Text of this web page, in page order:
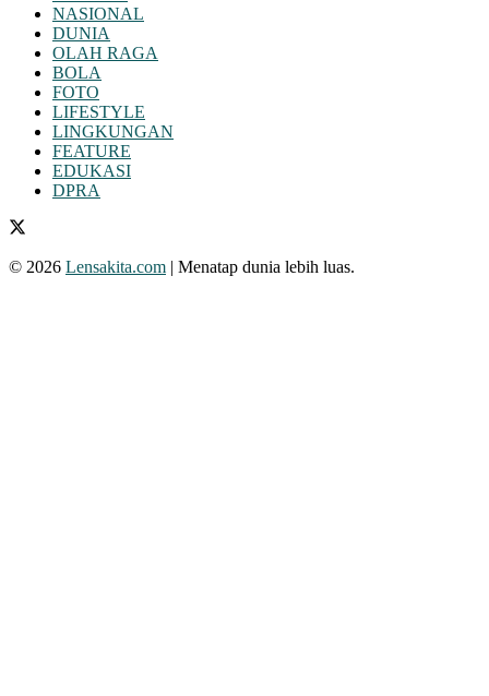
NASIONAL
DUNIA
OLAH RAGA
BOLA
FOTO
LIFESTYLE
LINGKUNGAN
FEATURE
EDUKASI
DPRA
© 2026 Lensakita.com | Menatap dunia lebih luas.